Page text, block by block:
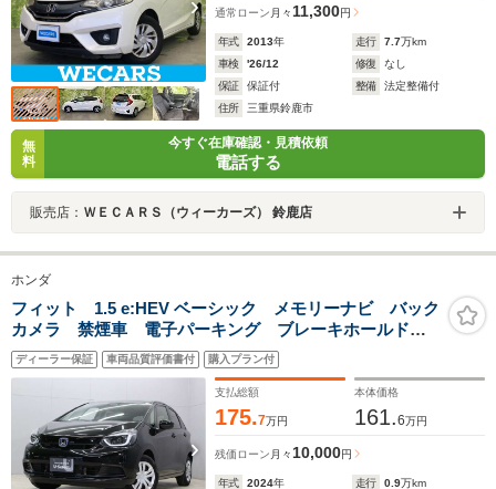
通常ローン 月々 11,300円
年式 2013年 走行 7.7万km
車検
'26/12 修復
なし
保証
保証付 整備
法定整備付
住所
三重県鈴鹿市
無
料
今すぐ在庫確認・見積依頼
電話する
販売店： ＷＥＣＡＲＳ（ウィーカーズ） 鈴鹿店
ホンダ
フィット 1.5 e:HEV ベーシック メモリーナビ バック
カメラ 禁煙車 電子パーキング ブレーキホールド
パーキングセンサー 渋滞追従クルーズ LEDヘッド
オートハイビーム ETC 電動格納ミラー レンタアッ
ディーラー保証 車両品質評価書付 購入プラン付
支払総額
175.7万円
本体価格
161.6万円
残価ローン 月々10,000円
年式 2024年 走行 0.9万km